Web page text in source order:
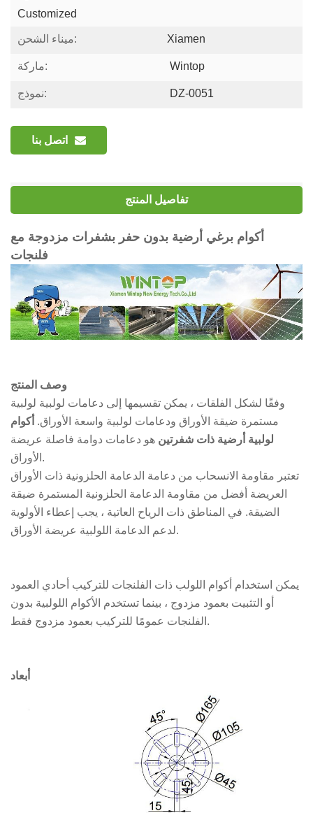
Customized
ميناء الشحن: Xiamen
ماركة: Wintop
نموذج: DZ-0051
اتصل بنا
تفاصيل المنتج
أكوام برغي أرضية بدون حفر بشفرات مزدوجة مع
فلنجات
وصف المنتج
وفقًا لشكل الفلقات ، يمكن تقسيمها إلى دعامات لولبية لولبية
مستمرة ضيقة الأوراق ودعامات لولبية واسعة الأوراق. أكوام
لولبية أرضية ذات شفرتين هو دعامات دوامة فاصلة عريضة
الأوراق.
تعتبر مقاومة الانسحاب من دعامة الدعامة الحلزونية ذات الأوراق
العريضة أفضل من مقاومة الدعامة الحلزونية المستمرة ضيقة
الضيقة. في المناطق ذات الرياح العاتية ، يجب إعطاء الأولوية
لدعم الدعامة اللولبية عريضة الأوراق.
يمكن استخدام أكوام اللولب ذات الفلنجات للتركيب أحادي العمود
أو التثبيت بعمود مزدوج ، بينما تستخدم الأكوام اللولبية بدون
الفلنجات عمومًا للتركيب بعمود مزدوج فقط.
أبعاد